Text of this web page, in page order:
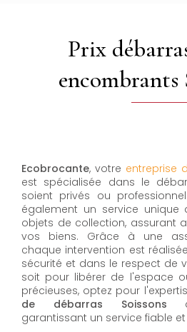
Prix
encombrants
Ecobrocante, votre entreprise
est spécialisée dans le
soient privés ou
également un service unique
objets de collection, assurant
vos biens. Grâce à une
chaque intervention est
sécurité et dans le respect de
soit pour libérer de l'espace
précieuses, optez pour
de débarras Soissons
garantissant un service fiable